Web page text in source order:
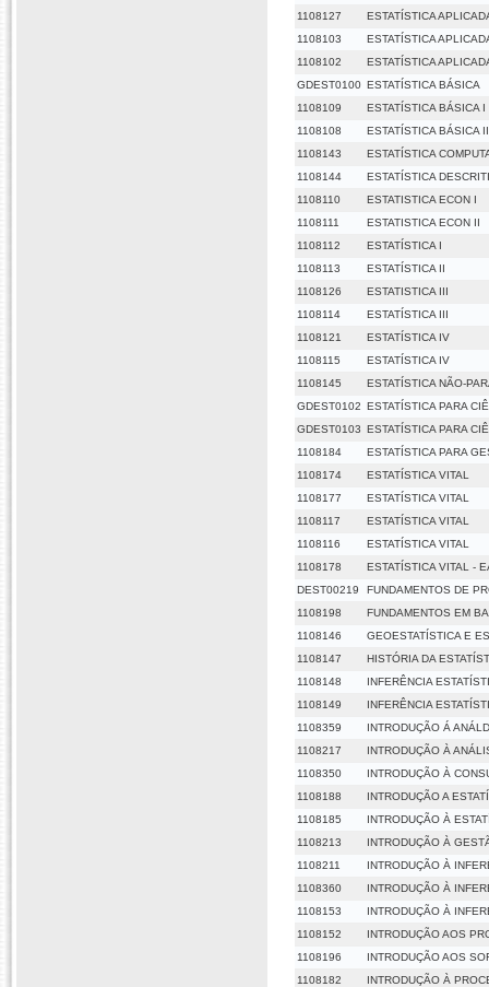
1108127
ESTATÍSTICA
1108103
ESTATÍSTICA
1108102
ESTATÍSTICA
GDEST0100 ESTATÍSTICA BÁSICA
1108109
ESTATÍSTICA BÁSICA I
1108108
ESTATÍSTICA BÁSICA II
1108143
ESTATÍSTICA
1108144
ESTATÍSTICA
1108110
ESTATISTICA ECON I
1108111
ESTATISTICA ECON II
1108112
ESTATÍSTICA I
1108113
ESTATÍSTICA II
1108126
ESTATISTICA III
1108114
ESTATÍSTICA III
1108121
ESTATÍSTICA IV
1108115
ESTATÍSTICA IV
1108145
ESTATÍSTICA NÃO-
GDEST0102 ESTATÍSTICA PARA
GDEST0103 ESTATÍSTICA PARA
1108184
ESTATÍSTICA PARA
1108174
ESTATÍSTICA VITAL
1108177
ESTATÍSTICA VITAL
1108117
ESTATÍSTICA VITAL
1108116
ESTATÍSTICA VITAL
1108178
ESTATÍSTICA VITAL -
DEST00219
FUNDAMENTOS DE
1108198
FUNDAMENTOS EM
1108146
GEOESTATÍSTICA E
1108147
HISTÓRIA DA
1108148
INFERÊNCIA
1108149
INFERÊNCIA
1108359
INTRODUÇÃO Á
1108217
INTRODUÇÃO À
1108350
INTRODUÇÃO À
1108188
INTRODUÇÃO A
1108185
INTRODUÇÃO À
1108213
INTRODUÇÃO À
1108211
INTRODUÇÃO À
1108360
INTRODUÇÃO À
1108153
INTRODUÇÃO À
1108152
INTRODUÇÃO AOS
1108196
INTRODUÇÃO AOS
1108182
INTRODUÇÃO À